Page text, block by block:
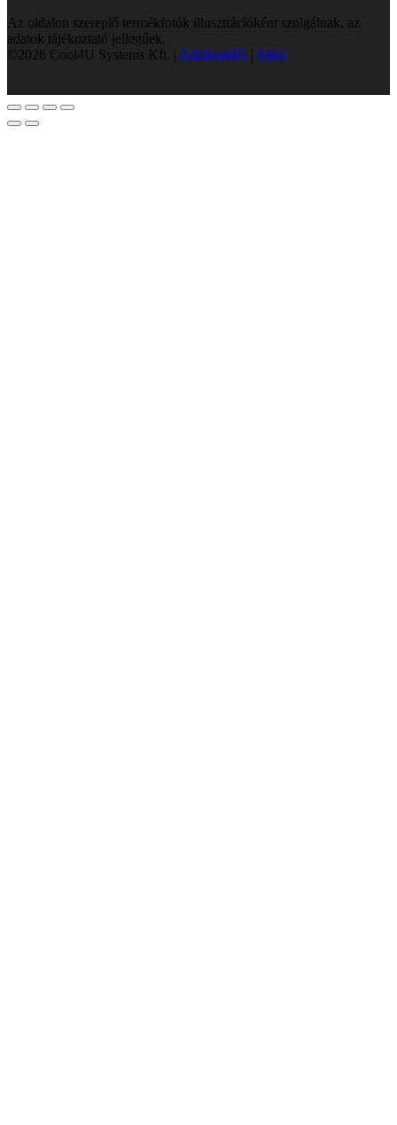
Az oldalon szereplő termékfotók illusztrációként szolgálnak, az
adatok tájékoztató jellegűek.
©2026 Cool4U Systems Kft. | Adatkezelés | Sütik